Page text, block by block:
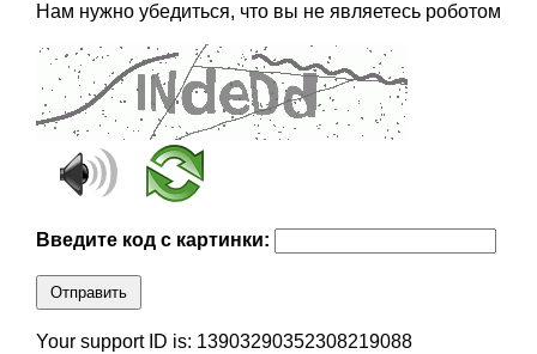
Нам нужно убедиться, что вы не являетесь роботом
Введите код с картинки:
Отправить
Your support ID is: 13903290352308219088